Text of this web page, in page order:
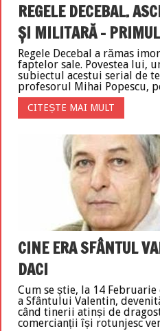
REGELE DECEBAL.
ȘI MILITARĂ –
Regele Decebal a rămas
faptelor sale. Povestea lui,
subiectul acestui serial de
profesorul Mihai Popescu,
CITEȘTE MAI MULT
CINE ERA SFÂNTUL
DACI
Cum se știe, la 14
a Sfântului Valentin,
când tinerii atinși de
comercianții își rotunjesc